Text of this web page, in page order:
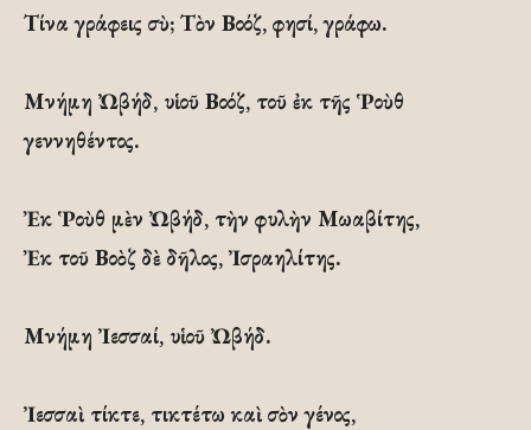
Τίνα γράφεις σὺ; Τὸν Βοόζ, φησί, γράφω.
Μνήμη Ὠβήδ, υἱοῦ Βοόζ, τοῦ ἐκ τῆς Ῥοὺθ
γεννηθέντος.
Ἐκ Ῥοὺθ μὲν Ὠβήδ, τὴν φυλὴν Μωαβίτης,
Ἐκ τοῦ Βοὸζ δὲ δῆλος, Ἰσραηλίτης.
Μνήμη Ἰεσσαί, υἱοῦ Ὠβήδ.
Ἰεσσαὶ τίκτε, τικτέτω καὶ σὸν γένος,